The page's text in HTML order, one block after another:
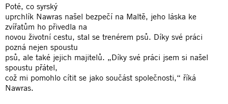
Poté, co syrský
uprchlík Nawras našel bezpečí na Maltě, jeho láska ke
zvířatům ho přivedla na
novou životní cestu, stal se trenérem psů. Díky své práci
pozná nejen spoustu
psů, ale také jejich majitelů. „Díky své práci jsem si našel
spoustu přátel,
což mi pomohlo cítit se jako součást společnosti,“ říká
Nawras.